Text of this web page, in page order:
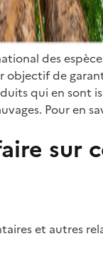
des
de
qui en sont
Pour en
sur
et autres